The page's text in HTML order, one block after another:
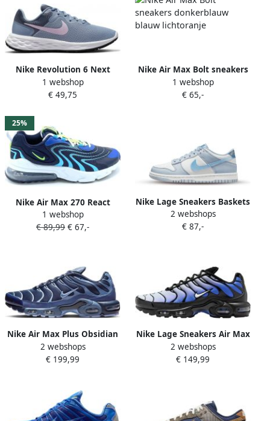
Nike Revolution 6 Next
Nature Hardloopschoenen
voor dames(straat) Grijs
1 webshop
€ 49,75
Nike Air Max Bolt sneakers
donkerblauw blauw
lichtoranje
1 webshop
€ 65,-
25%
Nike Air Max 270 React
sneakers blauw aqua geel
1 webshop
€ 89,99 € 67,-
Nike Lage Sneakers Baskets
Dunk Low Next Nature
réfléchissantes
2 webshops
€ 87,-
Nike Air Max Plus Obsidian
Aluminum
2 webshops
€ 199,99
Nike Lage Sneakers Air Max
Plus TN Black Sapphire
2 webshops
€ 149,99